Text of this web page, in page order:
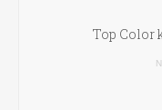
Top Color